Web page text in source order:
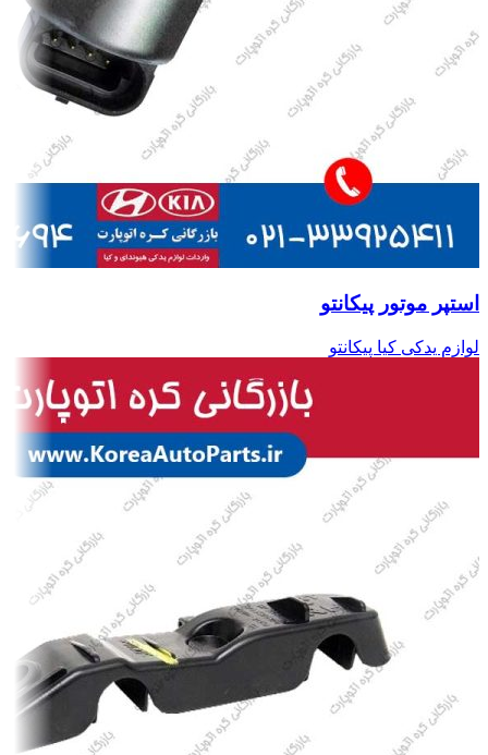
استپر موتور پیکانتو
لوازم یدکی کیا پیکانتو